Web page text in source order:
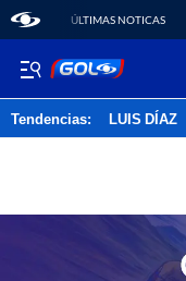
ÚLTIMAS NOTICAS
Tendencias: LUIS DÍAZ